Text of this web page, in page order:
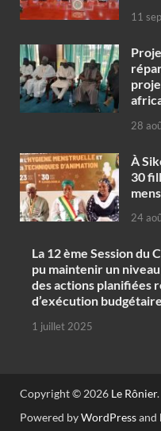
11
28
À
30
24
La 12 ème Session du
pu maintenir un
des actions planifiées
d’exécution
1 juillet 2025
Copyright © 2026 Le Rônier.
Powered byWordPressand